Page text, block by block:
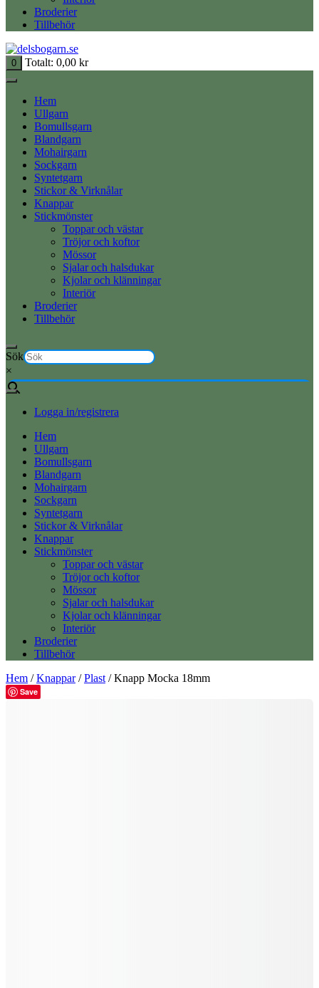
Broderier
Tillbehör
0 Totalt: 0,00 kr
Hem
Ullgarn
Bomullsgarn
Blandgarn
Mohairgarn
Sockgarn
Syntetgarn
Stickor & Virknålar
Knappar
Stickmönster
Toppar och västar
Tröjor och koftor
Mössor
Sjalar och halsdukar
Kjolar och klänningar
Interiör
Broderier
Tillbehör
Sök
×
Logga in/registrera
Hem
Ullgarn
Bomullsgarn
Blandgarn
Mohairgarn
Sockgarn
Syntetgarn
Stickor & Virknålar
Knappar
Stickmönster
Toppar och västar
Tröjor och koftor
Mössor
Sjalar och halsdukar
Kjolar och klänningar
Interiör
Broderier
Tillbehör
Hem /Knappar/Plast / Knapp Mocka 18mm
Save